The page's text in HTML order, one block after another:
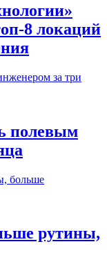
8 локаций
полевым
рутины,